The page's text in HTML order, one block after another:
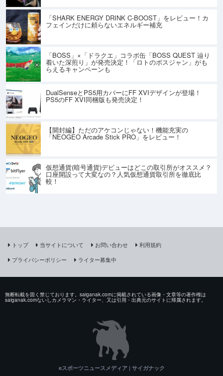
「SHARK ENERGY DRINK C-BOOST」をレビュー！カ
フェインだけに頼らないエネルギー補充
「BOSS」×「ドラクエ」コラボ缶「BOSS QUEST 辿り
着いた深煎り」が発売決定！「ロトのボスジャン」がも
らえるキャンペーンも
DualSenseとPS5用カバーにFF XVIデザインが登場！
PS5のFF XVI同梱版も発売決定！
【開封編】ただのアケコンじゃない！機能充実の
「NEOGEO Arcade Stick PRO」をレビュー！
仮想通貨(暗号通貨)デビューはどこの取引所がオススメ？
口座開設って大変なの？人気仮想通貨取引所を徹底比
較！
トップ 当サイトについて お問い合わせ
利用規約
プライバシーポリシー
ライター募集中
無断転載を固く禁じております。saiganak.comに掲載されている画像・文章等の著作権は
saiganak.comないしカメラマン・ライター、又は引用・出典元のサイトに帰属されます。
eスポーツニュースメディア | サイガナック